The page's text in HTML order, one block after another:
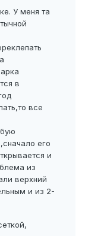
У меня та
в
все
его
и
из
верхний
и из 2-